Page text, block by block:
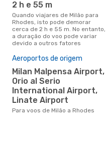
2 h e 55 m
Quando viajares de Milão para
Rhodes, isto pode demorar
cerca de 2 h e 55 m. No entanto,
a duração do voo pode variar
devido a outros fatores
Aeroportos de origem
Milan Malpensa Airport,
Orio al Serio
International Airport,
Linate Airport
Para voos de Milão a Rhodes